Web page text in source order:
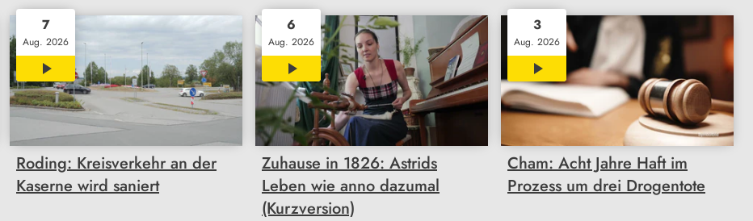
7
Aug. 2026
02:08
Roding: Kreisverkehr an der
Kaserne wird saniert
6
Aug. 2026
02:18
Zuhause in 1826: Astrids
Leben wie anno dazumal
(Kurzversion)
3
Aug. 2026
00:32
Cham: Acht Jahre Haft im
Prozess um drei Drogentote